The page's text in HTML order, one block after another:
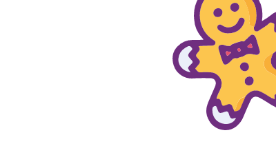
© provaprodottigratis.it 2023 | All Rights Reserved.